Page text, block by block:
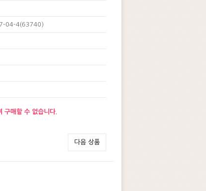
04-4(63740)
구매할 수 없습니다.
다음 상품